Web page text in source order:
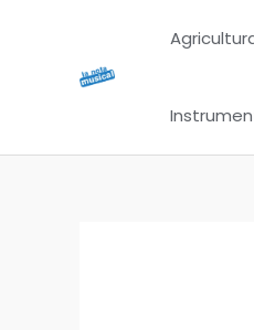
contenido